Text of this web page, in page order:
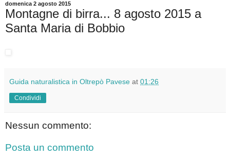
domenica 2 agosto 2015
Montagne di birra... 8 agosto 2015 a
Santa Maria di Bobbio
Guida naturalistica in Oltrepò Pavese at 01:26
Condividi
Nessun commento:
Posta un commento